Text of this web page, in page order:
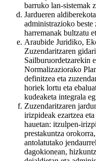
barruko lan-sistemak
Jardueren
administrazioko beste
harremanak bultzatu
Araubide Juridiko,
Zuzendaritzaren
Sailburuordetzarekin
Normalizaziorako
definitzea eta
horiek lortu eta
kudeaketa integrala
Zuzendaritzaren
irizpideak ezartzea
hauetan: itzulpen-
prestakuntza
antolatutako
dagokionean,